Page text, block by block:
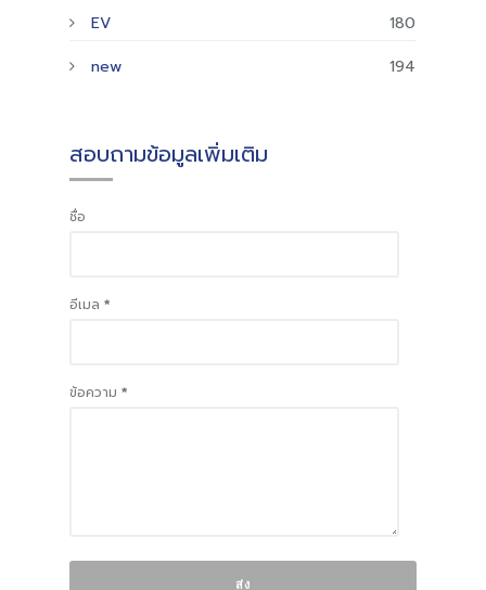
EV
180
new
194
สอบถามข้อมูลเพิ่มเติม
ชื่อ
อีเมล *
ข้อความ *